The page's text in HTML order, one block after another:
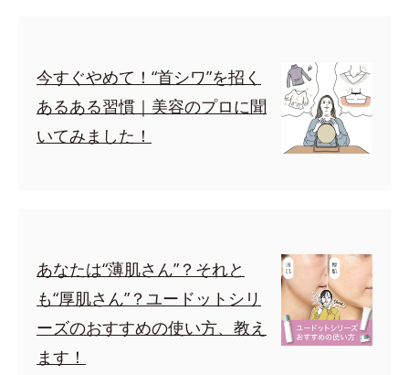
今すぐやめて！“首シワ”を招く
あるある習慣｜美容のプロに聞
いてみました！
あなたは“薄肌さん”？それと
も“厚肌さん”？ユードットシリ
ーズのおすすめの使い方、教え
ます！